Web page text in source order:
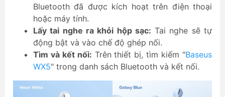
Bluetooth đã được kích hoạt trên điện thoại
hoặc máy tính.
Lấy tai nghe ra khỏi hộp sạc: Tai nghe sẽ tự
động bật và vào chế độ ghép nối.
Tìm và kết nối: Trên thiết bị, tìm kiếm "Baseus
WX5" trong danh sách Bluetooth và kết nối.